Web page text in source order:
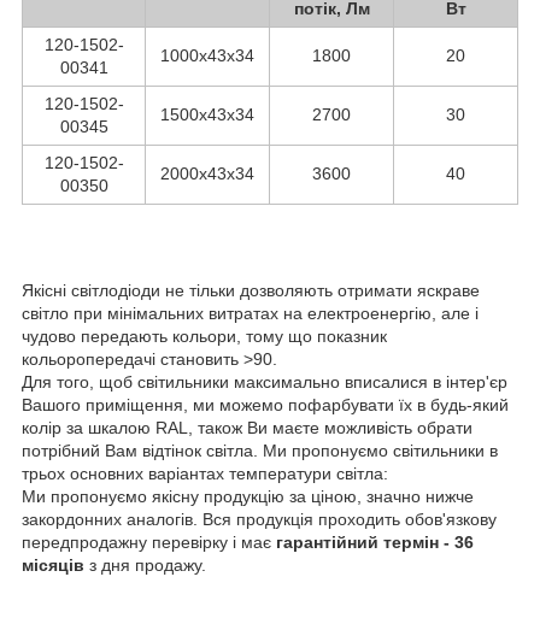
потік, Лм
Вт
120-1502-
00341
1000х43х34 1800 20
120-1502-
00345
1500х43х34 2700 30
120-1502-
00350
2000х43х34 3600 40
Якісні світлодіоди не тільки дозволяють отримати яскраве
світло при мінімальних витратах на електроенергію, але і
чудово передають кольори, тому що показник
кольоропередачі становить >90.
Для того, щоб світильники максимально вписалися в інтер'єр
Вашого приміщення, ми можемо пофарбувати їх в будь-який
колір за шкалою RAL, також Ви маєте можливість обрати
потрібний Вам відтінок світла. Ми пропонуємо світильники в
трьох основних варіантах температури світла:
Ми пропонуємо якісну продукцію за ціною, значно нижче
закордонних аналогів. Вся продукція проходить обов'язкову
передпродажну перевірку і має гарантійний термін - 36
місяців з дня продажу.